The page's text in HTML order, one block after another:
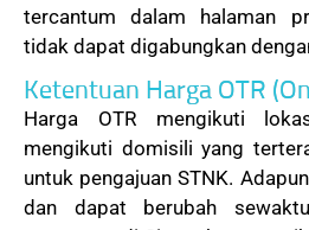
tercantum dalam halaman
tidak dapat digabungkan
Ketentuan Harga OTR
Harga OTR mengikuti
mengikuti domisili yang
untuk pengajuan STNK.
dan dapat berubah